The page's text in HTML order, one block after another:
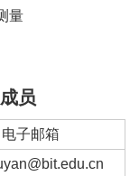
量
员
电子邮箱